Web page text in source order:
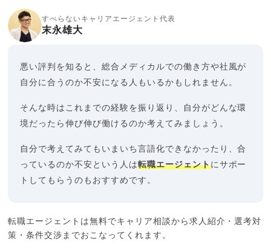
すべらないキャリアエージェント代表
末永雄大
悪い評判を知ると、総合メディカルでの働き方や社風が
自分に合うのか不安になる人もいるかもしれません。
そんな時はこれまでの経験を振り返り、自分がどんな環
境だったら伸び伸び働けるのか考えてみましょう。
自分で考えてみてもいまいち言語化できなかったり、合
っているのか不安という人は転職エージェントにサポー
トしてもらうのもおすすめです。
転職エージェントは無料でキャリア相談から求人紹介・選考対
策・条件交渉までおこなってくれます。